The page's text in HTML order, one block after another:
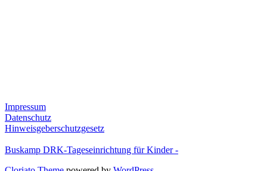
Impressum
Datenschutz
Hinweisgeberschutzgesetz
Buskamp DRK-Tageseinrichtung für Kinder -